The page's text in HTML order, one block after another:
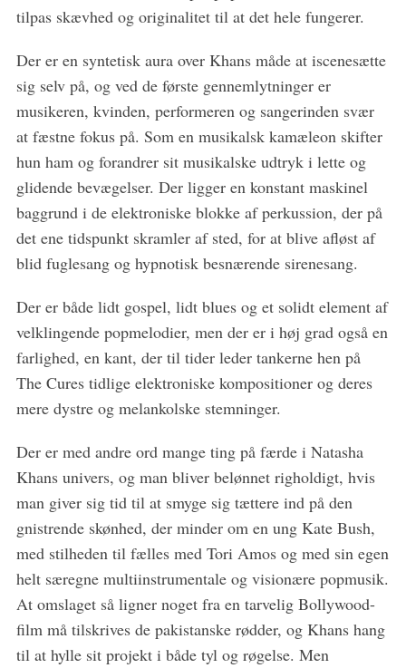
tilpas skævhed og originalitet til at det hele fungerer.
Der er en syntetisk aura over Khans måde at iscenesætte
sig selv på, og ved de første gennemlytninger er
musikeren, kvinden, performeren og sangerinden svær
at fæstne fokus på. Som en musikalsk kamæleon skifter
hun ham og forandrer sit musikalske udtryk i lette og
glidende bevægelser. Der ligger en konstant maskinel
baggrund i de elektroniske blokke af perkussion, der på
det ene tidspunkt skramler af sted, for at blive afløst af
blid fuglesang og hypnotisk besnærende sirenesang.
Der er både lidt gospel, lidt blues og et solidt element af
velklingende popmelodier, men der er i høj grad også en
farlighed, en kant, der til tider leder tankerne hen på
The Cures tidlige elektroniske kompositioner og deres
mere dystre og melankolske stemninger.
Der er med andre ord mange ting på færde i Natasha
Khans univers, og man bliver belønnet righoldigt, hvis
man giver sig tid til at smyge sig tættere ind på den
gnistrende skønhed, der minder om en ung Kate Bush,
med stilheden til fælles med Tori Amos og med sin egen
helt særegne multiinstrumentale og visionære popmusik.
At omslaget så ligner noget fra en tarvelig Bollywood-
film må tilskrives de pakistanske rødder, og Khans hang
til at hylle sit projekt i både tyl og røgelse. Men
o
: